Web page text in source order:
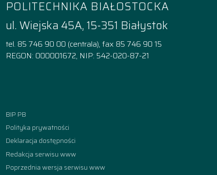
POLITECHNIKA BIAŁOSTOCKA
ul. Wiejska 45A, 15-351 Białystok
tel. 85 746 90 00 (centrala), fax 85 746 90 15
REGON: 000001672, NIP: 542-020-87-21
BIP PB
Polityka prywatności
Deklaracja dostępności
Redakcja serwisu www
Poprzednia wersja serwisu www